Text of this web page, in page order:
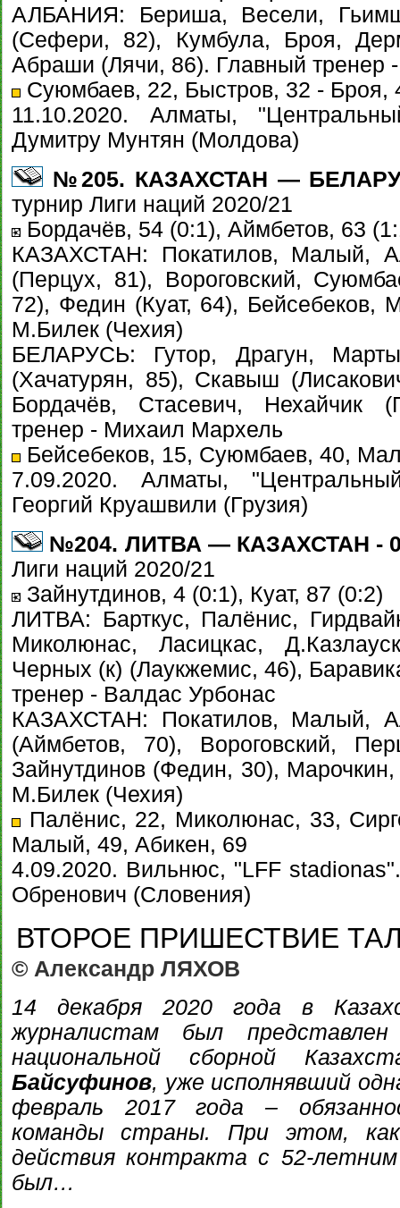
АЛБАНИЯ: Бериша, Весели,
(Сефери, 82), Кумбула, Броя,
Абраши (Лячи, 86). Главный тренер
Суюмбаев, 22, Быстров, 32 - Броя,
11.10.2020. Алматы,
Думитру Мунтян (Молдова)
№205. КАЗАХСТАН —
турнир Лиги наций 2020/21
Бордачёв, 54 (0:1), Аймбетов, 63
КАЗАХСТАН: Покатилов, Малый,
(Перцух, 81), Вороговский,
72), Федин (Куат, 64), Бейсебеков,
М.Билек (Чехия)
БЕЛАРУСЬ: Гутор, Драгун,
(Хачатурян, 85), Скавыш
Бордачёв, Стасевич, Нехайчик
тренер - Михаил Мархель
Бейсебеков, 15, Суюмбаев, 40,
7.09.2020. Алматы,
Георгий Круашвили (Грузия)
№204. ЛИТВА — КАЗАХСТАН -
Лиги наций 2020/21
Зайнутдинов, 4 (0:1), Куат, 87 (0:2)
ЛИТВА: Барткус, Палёнис,
Миколюнас, Ласицкас,
Черных (к) (Лаукжемис, 46),
тренер - Валдас Урбонас
КАЗАХСТАН: Покатилов, Малый,
(Аймбетов, 70), Вороговский,
Зайнутдинов (Федин, 30),
М.Билек (Чехия)
Палёнис, 22, Миколюнас, 33,
Малый, 49, Абикен, 69
4.09.2020. Вильнюс, "LFF
Обренович (Словения)
ВТОРОЕ ПРИШЕСТВИЕ
© Александр ЛЯХОВ
14 декабря 2020 года в
журналистам был
национальной сборной
Байсуфинов, уже исполнявший
февраль 2017 года –
команды страны. При этом,
действия контракта с 52-
был…